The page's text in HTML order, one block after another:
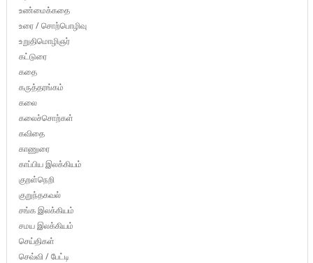
உண்மைக்கதை
உரை / சொற்பொழிவு
உறுதிமொழிஞர்
கட்டுரை
கதை
கருத்தரங்கம்
கலை
கலைச்சொற்கள்
கவிதை
காணுரை
காப்பிய இலக்கியம்
குறள்நெறி
குறுந்தகவல்
சங்க இலக்கியம்
சமய இலக்கியம்
செய்திகள்
செவ்வி / பேட்டி